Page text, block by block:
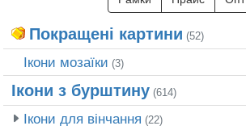
Покращені картини (52)
Ікони мозаїки (3)
Ікони з бурштину (614)
Ікони для вінчання (22)